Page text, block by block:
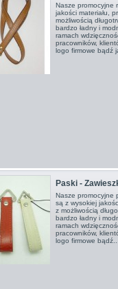
Nasze promocyjne
jakości materiału,
możliwością
bardzo ładny i
ramach
pracowników,
logo firmowe bądź
Paski -
Nasze promocyjne
są z wysokiej
z możliwością
bardzo ładny i
ramach
pracowników,
logo firmowe